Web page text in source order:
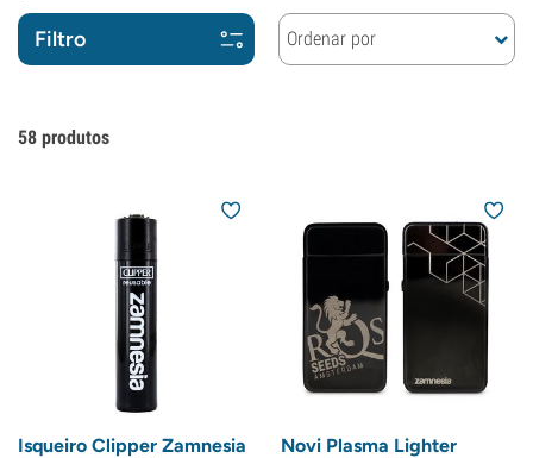
Filtro Ordenar por
58 produtos
Isqueiro Clipper Zamnesia
Novi Plasma Lighter